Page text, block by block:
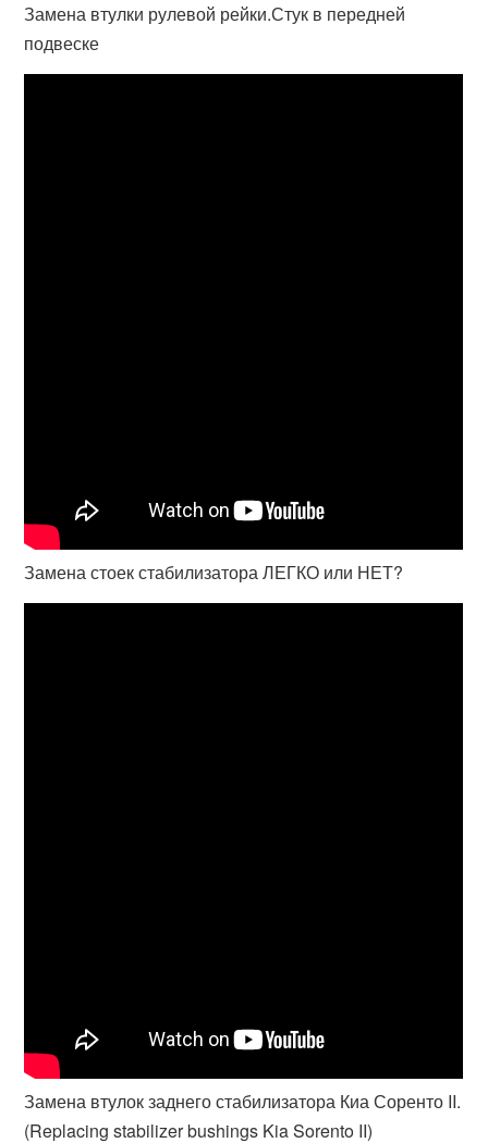
Замена втулки рулевой рейки.Стук в передней
подвеске
Замена стоек стабилизатора ЛЕГКО или НЕТ?
Замена втулок заднего стабилизатора Киа Соренто II.
(Replacing stabilizer bushings Kia Sorento II)